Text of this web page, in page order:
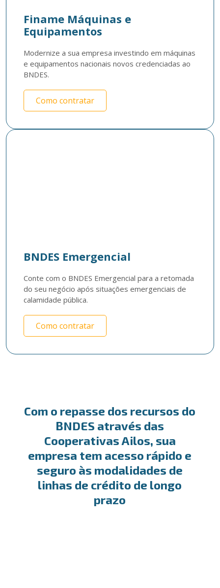
Finame Máquinas e
Equipamentos
Modernize a sua empresa investindo em máquinas
e equipamentos nacionais novos credenciadas ao
BNDES.
Como contratar
BNDES Emergencial
Conte com o BNDES Emergencial para a retomada
do seu negócio após situações emergenciais de
calamidade pública.
Como contratar
Com o repasse dos recursos do
BNDES através das
Cooperativas Ailos, sua
empresa tem acesso rápido e
seguro às modalidades de
linhas de crédito de longo
prazo